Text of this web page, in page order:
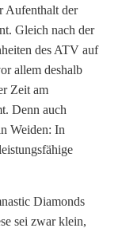
Aufenthalt der
Gleich nach der
des ATV auf
allem deshalb
Zeit am
Denn auch
Weiden: In
Diamonds
sei zwar klein,